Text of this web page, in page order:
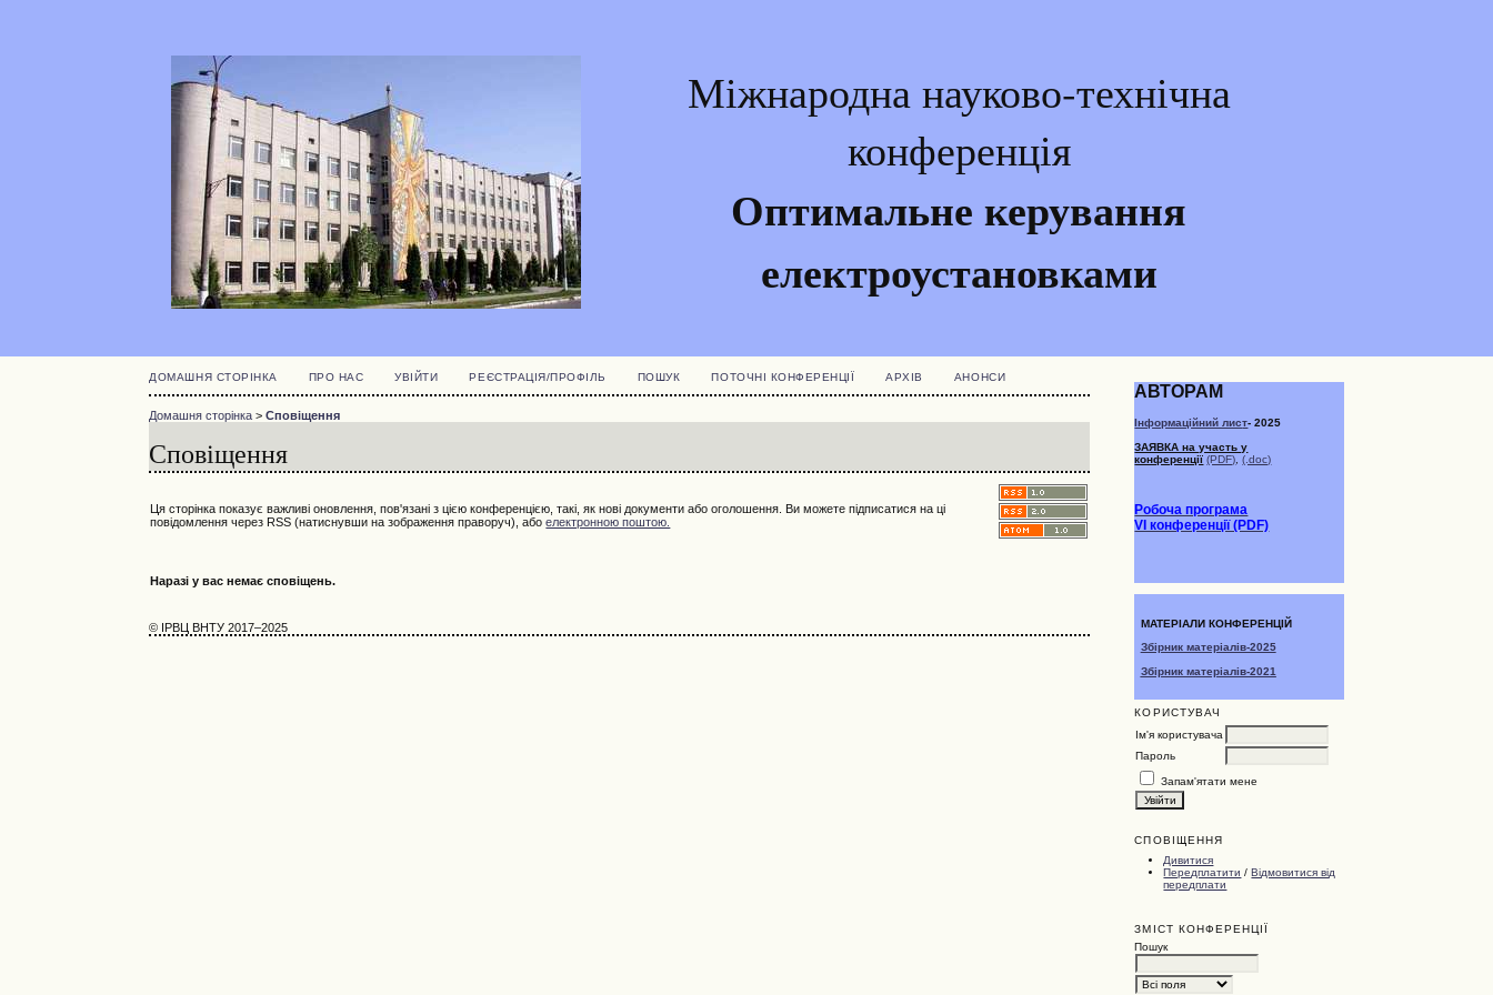
Міжнародна науково-технічна
конференція
Оптимальне керування
електроустановками
АВТОРАМ
Інформаційний лист- 2025
ЗАЯВКА на участь у
конференції (PDF) ,(.doc)
Робоча програма
VI конференції (PDF)
МАТЕРІАЛИ КОНФЕРЕНЦІЙ
Збірник матеріалів-2025
Збірник матеріалів-2021
КОРИСТУВАЧ
Ім'я користувача
Пароль
Запам'ятати мене
СПОВІЩЕННЯ
Дивитися
Передплатити / Відмовитися від
передплати
ЗМІСТ КОНФЕРЕНЦІЇ
Пошук
ДОМАШНЯ СТОРІНКА ПРО НАС УВІЙТИ РЕЄСТРАЦІЯ/ПРОФІЛЬ ПОШУК ПОТОЧНІ КОНФЕРЕНЦІЇ АРХІВ АНОНСИ
Домашня сторінка >Сповіщення
Сповіщення
Ця сторінка показує важливі оновлення, пов'язані з цією конференцією, такі, як нові документи або оголошення. Ви можете підписатися на ці
повідомлення через RSS (натиснувши на зображення праворуч), абоелектронною поштою.
Наразі у вас немає сповіщень.
© ІРВЦ ВНТУ 2017–2025